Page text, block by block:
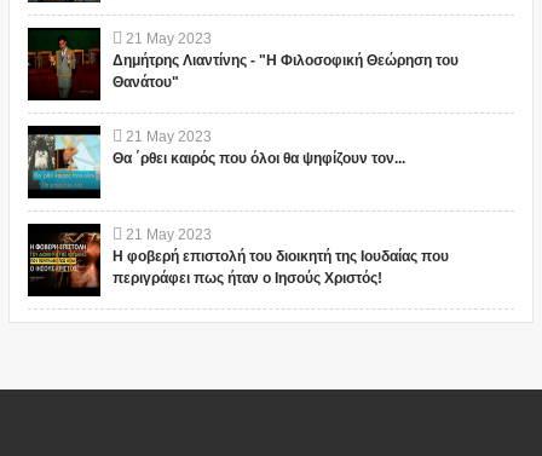
21 May 2023
Δημήτρης Λιαντίνης - "Η Φιλοσοφική Θεώρηση του
Θανάτου"
21 May 2023
Θα ΄ρθει καιρός που όλοι θα ψηφίζουν τον...
21 May 2023
Η φοβερή επιστολή του διοικητή της Ιουδαίας που
περιγράφει πως ήταν ο Ιησούς Χριστός!